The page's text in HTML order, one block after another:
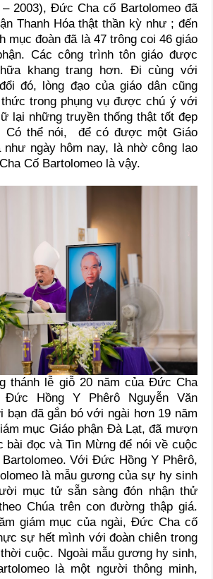
– 2003), Đức Cha cố Bartolomeo đã
Thanh Hóa thật thần kỳ như ; đến
mục đoàn đã là 47 trông coi 46 giáo
Các công trình tôn giáo được
khang trang hơn. Đi cùng với
đó, lòng đạo của giáo dân cũng
trong phụng vụ được chú ý với
lại những truyền thống thật tốt đẹp
Có thể nói, để có được một Giáo
như ngày hôm nay, là nhờ công lao
Cố Bartolomeo là vậy.
thánh lễ giỗ 20 năm của Đức Cha
Đức Hồng Y Phêrô Nguyễn Văn
bạn đã gắn bó với ngài hơn 19 năm
mục Giáo phận Đà Lạt, đã mượn
bài đọc và Tin Mừng để nói về cuộc
Với Đức Hồng Y Phêrô,
là mẫu gương của sự hy sinh
mục tử sẵn sàng đón nhận thử
Chúa trên con đường thập giá.
giám mục của ngài, Đức Cha cố
sự hết mình với đoàn chiên trong
cuộc. Ngoài mẫu gương hy sinh,
là một người thông minh,